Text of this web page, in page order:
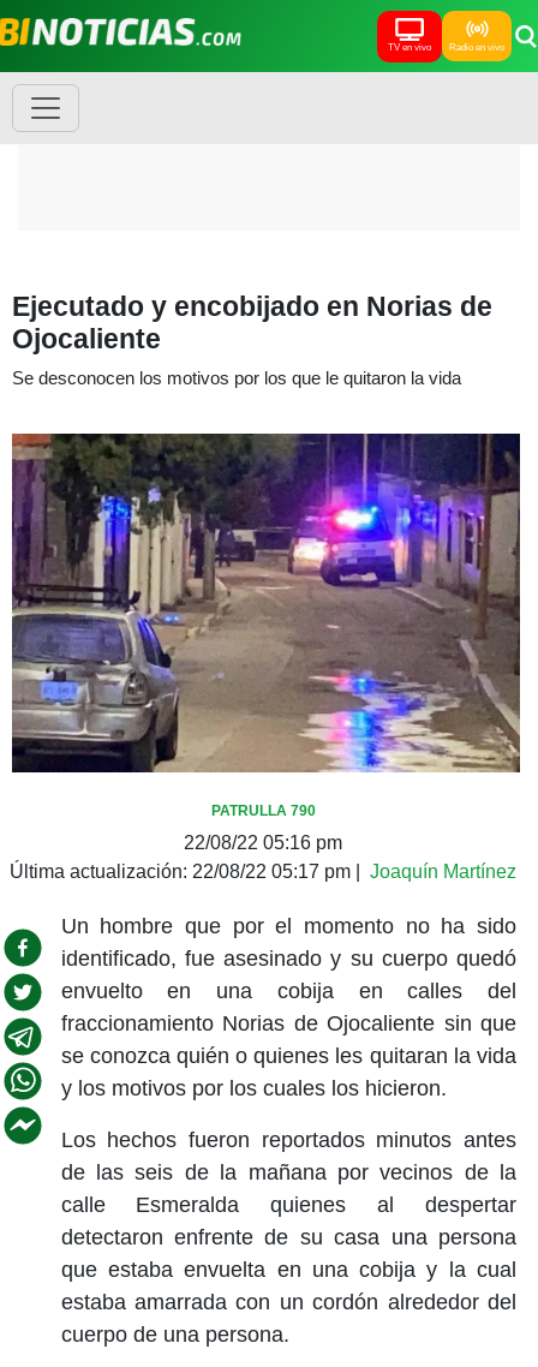
TV en vivo Radio en vivo
Ejecutado y encobijado en Norias de
Ojocaliente
Se desconocen los motivos por los que le quitaron la vida
PATRULLA 790
22/08/22 05:16 pm
Última actualización: 22/08/22 05:17 pm Joaquín Martínez
Un hombre que por el momento no ha sido
identificado, fue asesinado y su cuerpo quedó
envuelto en una cobija en calles del
fraccionamiento Norias de Ojocaliente sin que
se conozca quién o quienes les quitaran la vida
y los motivos por los cuales los hicieron.
Los hechos fueron reportados minutos antes
de las seis de la mañana por vecinos de la
calle Esmeralda quienes al despertar
detectaron enfrente de su casa una persona
que estaba envuelta en una cobija y la cual
estaba amarrada con un cordón alrededor del
cuerpo de una persona.